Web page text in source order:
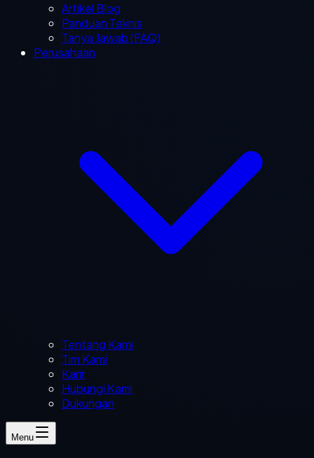
Artikel Blog
Panduan Teknis
Tanya Jawab (FAQ)
Perusahaan
Tentang Kami
Tim Kami
Karir
Hubungi Kami
Dukungan
Menu